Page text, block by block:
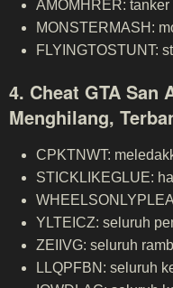
AMOMHRER: tanker
MONSTERMASH:
FLYINGTOSTUNT:
4. Cheat GTA San
Menghilang,
CPKTNWT:
STICKLIKEGLUE:
YLTEICZ: seluruh
ZEIIVG: seluruh
LLQPFBN: seluruh